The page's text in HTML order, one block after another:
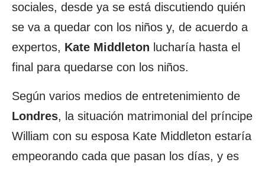
sociales, desde ya se está discutiendo quién
se va a quedar con los niños y, de acuerdo a
expertos, Kate Middleton lucharía hasta el
final para quedarse con los niños.
Según varios medios de entretenimiento de
Londres, la situación matrimonial del príncipe
William con su esposa Kate Middleton estaría
empeorando cada que pasan los días, y es